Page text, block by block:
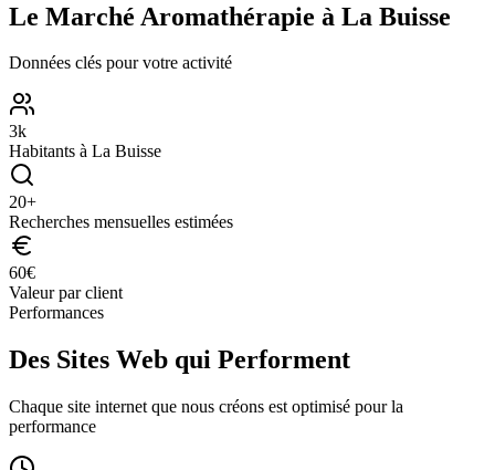
Le Marché Aromathérapie à La Buisse
Données clés pour votre activité
3k
Habitants à La Buisse
20+
Recherches mensuelles estimées
60€
Valeur par client
Performances
Des Sites Web qui Performent
Chaque site internet que nous créons est optimisé pour la
performance